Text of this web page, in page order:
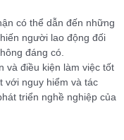
có thể dẫn đến những
người lao động đối
đáng có.
và điều kiện làm việc tốt
với nguy hiểm và tác
triển nghề nghiệp của